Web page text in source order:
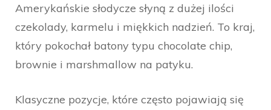
Amerykańskie słodycze słyną z dużej ilości
czekolady, karmelu i miękkich nadzień. To kraj,
który pokochał batony typu chocolate chip,
brownie i marshmallow na patyku.
Klasyczne pozycje, które często pojawiają się